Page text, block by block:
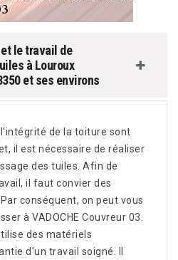
et le travail de
à Louroux
et ses environs
l'intégrité de la toiture sont
il est nécessaire de réaliser
des tuiles. Afin de
il faut convier des
conséquent, on peut vous
à VADOCHE Couvreur 03.
des matériels
d'un travail soigné. Il